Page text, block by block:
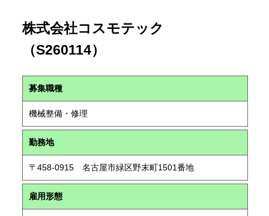
株式会社コスモテック
（S260114）
募集職種
機械整備・修理
勤務地
〒458-0915 名古屋市緑区野末町1501番地
雇用形態